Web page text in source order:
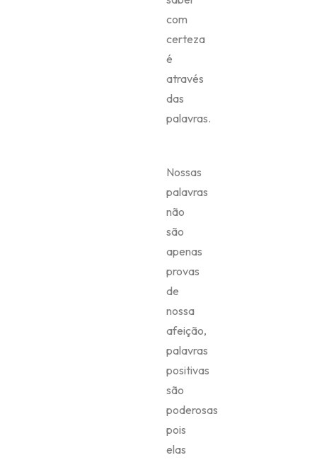
com
certeza
é
através
das
palavras.
Nossas
palavras
não
são
apenas
provas
de
nossa
afeição,
palavras
positivas
são
poderosas
pois
elas